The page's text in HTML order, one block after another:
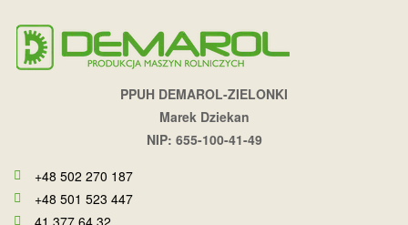
PPUH DEMAROL-ZIELONKI
Marek Dziekan
NIP: 655-100-41-49
+48 502 270 187
+48 501 523 447
41 377 64 32